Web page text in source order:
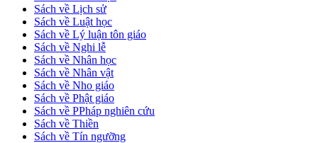
Sách về Lịch sử
Sách về Luật học
Sách về Lý luận tôn giáo
Sách về Nghi lễ
Sách về Nhân học
Sách về Nhân vật
Sách về Nho giáo
Sách về Phật giáo
Sách về PPháp nghiên cứu
Sách về Thiền
Sách về Tín ngưỡng